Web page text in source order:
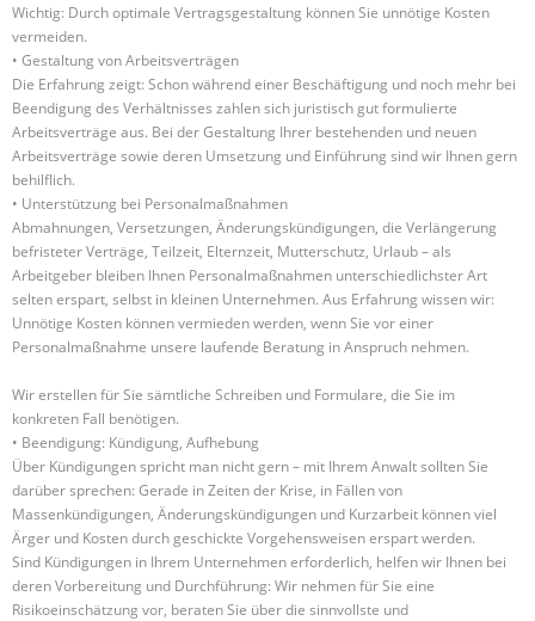
Wichtig: Durch optimale Vertragsgestaltung können Sie unnötige Kosten
vermeiden.
• Gestaltung von Arbeitsverträgen
Die Erfahrung zeigt: Schon während einer Beschäftigung und noch mehr bei
Beendigung des Verhältnisses zahlen sich juristisch gut formulierte
Arbeitsverträge aus. Bei der Gestaltung Ihrer bestehenden und neuen
Arbeitsverträge sowie deren Umsetzung und Einführung sind wir Ihnen gern
behilflich.
• Unterstützung bei Personalmaßnahmen
Abmahnungen, Versetzungen, Änderungskündigungen, die Verlängerung
befristeter Verträge, Teilzeit, Elternzeit, Mutterschutz, Urlaub – als
Arbeitgeber bleiben Ihnen Personalmaßnahmen unterschiedlichster Art
selten erspart, selbst in kleinen Unternehmen. Aus Erfahrung wissen wir:
Unnötige Kosten können vermieden werden, wenn Sie vor einer
Personalmaßnahme unsere laufende Beratung in Anspruch nehmen.
Wir erstellen für Sie sämtliche Schreiben und Formulare, die Sie im
konkreten Fall benötigen.
• Beendigung: Kündigung, Aufhebung
Über Kündigungen spricht man nicht gern – mit Ihrem Anwalt sollten Sie
darüber sprechen: Gerade in Zeiten der Krise, in Fällen von
Massenkündigungen, Änderungskündigungen und Kurzarbeit können viel
Ärger und Kosten durch geschickte Vorgehensweisen erspart werden.
Sind Kündigungen in Ihrem Unternehmen erforderlich, helfen wir Ihnen bei
deren Vorbereitung und Durchführung: Wir nehmen für Sie eine
Risikoeinschätzung vor, beraten Sie über die sinnvollste und